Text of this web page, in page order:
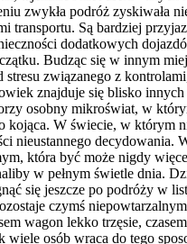
zwykła podróż zyskiwała
transportu. Są bardziej
dodatkowych
Budząc się w innym
związanego z
znajduje się blisko
osobny mikroświat, w
kojąca. W świecie, w którym
nieustannego
która być może nigdy
w pełnym świetle dnia.
się jeszcze po podróży w
czymś
wagon lekko trzęsie,
wiele osób wraca do tego